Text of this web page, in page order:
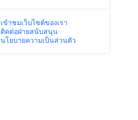
เข้าชมเว็บไซต์ของเรา
ติดต่อฝ่ายสนับสนุน
นโยบายความเป็นส่วนตัว